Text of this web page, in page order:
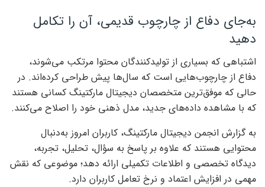
به‌جای دفاع از چارچوب قدیمی، آن را تکامل
دهید
اشتباهی که بسیاری از تولیدکنندگان محتوا مرتکب می‌شوند،
دفاع از چارچوب‌هایی است که سال‌ها پیش طراحی کرده‌اند. در
حالی که موفق‌ترین متخصصان دیجیتال مارکتینگ کسانی هستند
که با مشاهده داده‌های جدید، مدل ذهنی خود را اصلاح می‌کنند.
به گزارش انجمن دیجیتال مارکتینگ، کاربران امروز به‌دنبال
محتوایی هستند که علاوه بر پاسخ به سؤال، تحلیل، تجربه،
دیدگاه تخصصی و اطلاعات تکمیلی ارائه دهد؛ موضوعی که نقش
مهمی در افزایش اعتماد و نرخ تعامل کاربران دارد.